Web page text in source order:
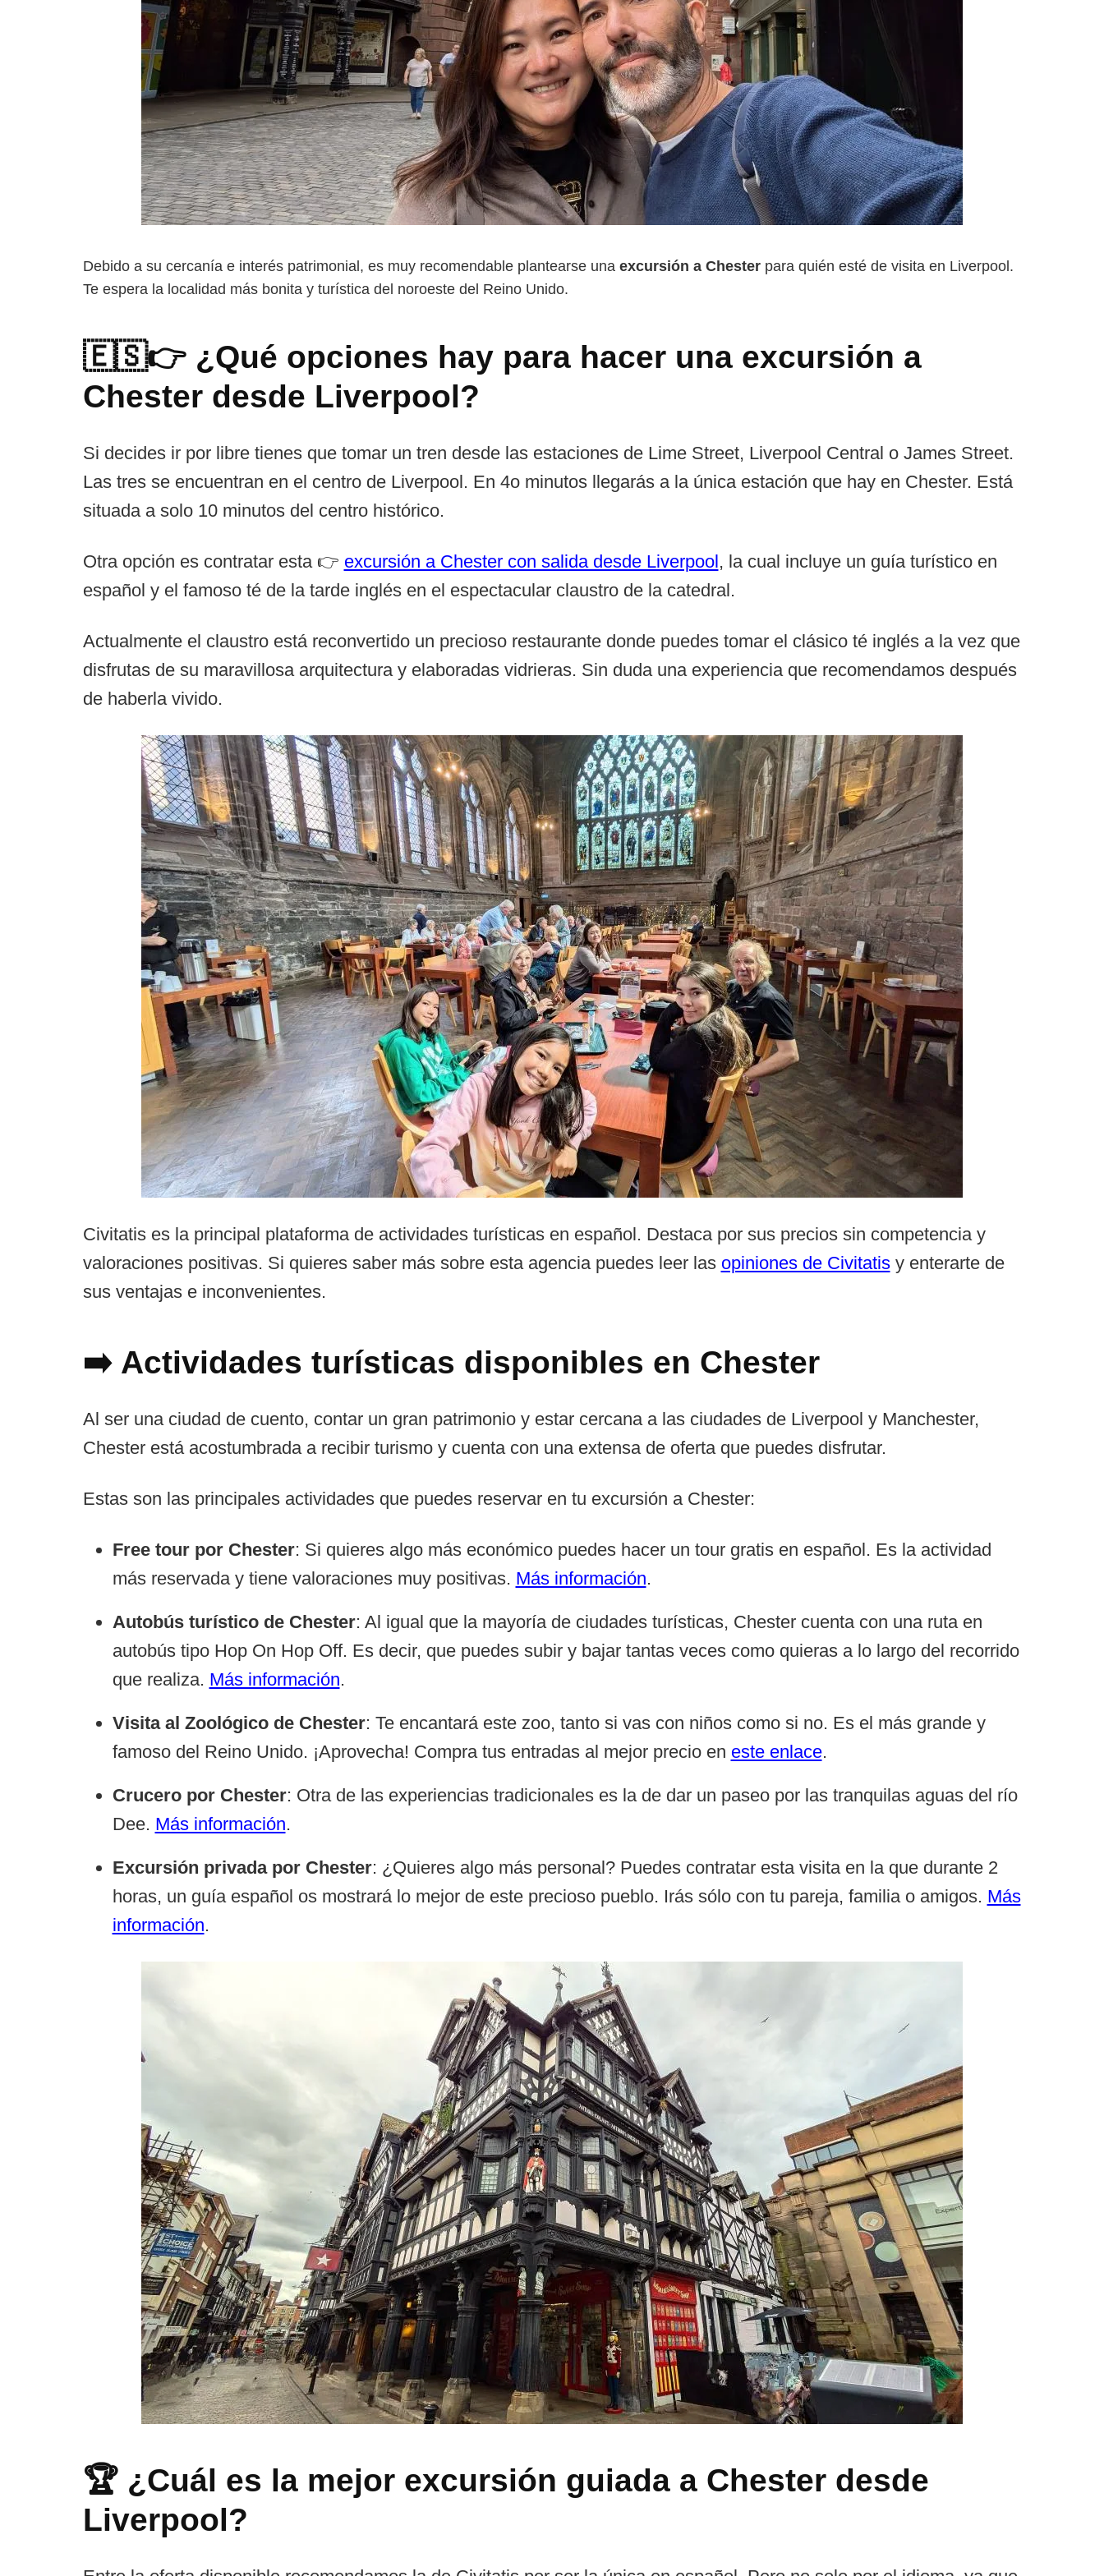
Debido a su cercanía e interés patrimonial, es muy recomendable plantearse una excursión a Chesterpara quién esté de visita en Liverpool.
Te espera la localidad más bonita y turística del noroeste del Reino Unido.
🇪🇸👉 ¿Qué opciones hay para hacer una excursión a
Chester desde Liverpool?
Si decides ir por libre tienes que tomar un tren desde las estaciones de Lime Street, Liverpool Central o James Street.
Las tres se encuentran en el centro de Liverpool. En 4o minutos llegarás a la única estación que hay en Chester. Está
situada a solo 10 minutos del centro histórico.
Otra opción es contratar esta 👉 excursión a Chester con salida desde Liverpool, la cual incluye un guía turístico en
español y el famoso té de la tarde inglés en el espectacular claustro de la catedral.
Actualmente el claustro está reconvertido un precioso restaurante donde puedes tomar el clásico té inglés a la vez que
disfrutas de su maravillosa arquitectura y elaboradas vidrieras. Sin duda una experiencia que recomendamos después
de haberla vivido.
Civitatis es la principal plataforma de actividades turísticas en español. Destaca por sus precios sin competencia y
valoraciones positivas. Si quieres saber más sobre esta agencia puedes leer las opiniones de Civitatisy enterarte de
sus ventajas e inconvenientes.
➡️ Actividades turísticas disponibles en Chester
Al ser una ciudad de cuento, contar un gran patrimonio y estar cercana a las ciudades de Liverpool y Manchester,
Chester está acostumbrada a recibir turismo y cuenta con una extensa de oferta que puedes disfrutar.
Estas son las principales actividades que puedes reservar en tu excursión a Chester:
Free tour por Chester: Si quieres algo más económico puedes hacer un tour gratis en español. Es la actividad
más reservada y tiene valoraciones muy positivas. Más información.
Autobús turístico de Chester: Al igual que la mayoría de ciudades turísticas, Chester cuenta con una ruta en
autobús tipo Hop On Hop Off. Es decir, que puedes subir y bajar tantas veces como quieras a lo largo del recorrido
que realiza. Más información.
Visita al Zoológico de Chester: Te encantará este zoo, tanto si vas con niños como si no. Es el más grande y
famoso del Reino Unido. ¡Aprovecha! Compra tus entradas al mejor precio en este enlace.
Crucero por Chester: Otra de las experiencias tradicionales es la de dar un paseo por las tranquilas aguas del río
Dee. Más información.
Excursión privada por Chester: ¿Quieres algo más personal? Puedes contratar esta visita en la que durante 2
horas, un guía español os mostrará lo mejor de este precioso pueblo. Irás sólo con tu pareja, familia o amigos. Más
información.
🏆 ¿Cuál es la mejor excursión guiada a Chester desde
Liverpool?